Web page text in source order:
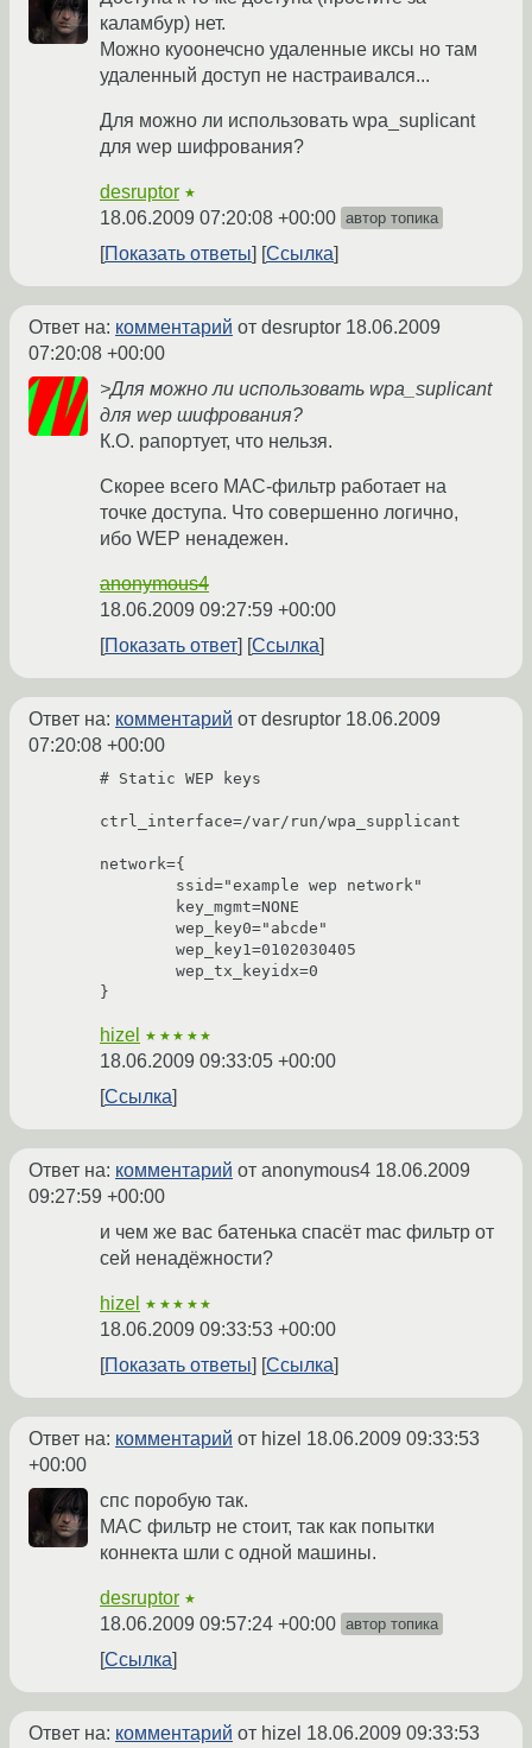
каламбур) нет.
Можно куоонечсно удаленные иксы но там
удаленный доступ не настраивался...
Для можно ли использовать wpa_suplicant
для wep шифрования?
desruptor ★
18.06.2009 07:20:08 +00:00 автор топика
Показать ответы Ссылка
Ответ на: комментарий от desruptor 18.06.2009
07:20:08 +00:00
>Для можно ли использовать wpa_suplicant
для wep шифрования?
К.О. рапортует, что нельзя.
Скорее всего MAC-фильтр работает на
точке доступа. Что совершенно логично,
ибо WEP ненадежен.
anonymous4
18.06.2009 09:27:59 +00:00
Показать ответ
Ссылка
Ответ на: комментарий от desruptor 18.06.2009
07:20:08 +00:00
# Static WEP keys
ctrl_interface=/var/run/wpa_supplicant
network={
hizel ★★★★★
18.06.2009 09:33:05 +00:00
Ссылка
Ответ на: комментарий от anonymous4 18.06.2009
09:27:59 +00:00
и чем же вас батенька спасёт mac фильтр от
сей ненадёжности?
hizel ★★★★★
18.06.2009 09:33:53 +00:00
Показать ответы
Ссылка
Ответ на: комментарий от hizel 18.06.2009 09:33:53
+00:00
спс поробую так.
MAC фильтр не стоит, так как попытки
коннекта шли с одной машины.
desruptor ★
18.06.2009 09:57:24 +00:00 автор топика
Ссылка
Ответ на: комментарий от hizel 18.06.2009 09:33:53